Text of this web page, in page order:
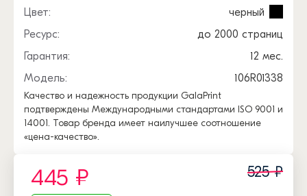
Цвет:
черный
Ресурс:
до 2000 страниц
Гарантия:
12 мес.
Модель:
106R01338
Качество и надежность продукции GalaPrint
подтверждены Международными стандартами ISO 9001 и
14001. Товар бренда имеет наилучшее соотношение
«цена-качество».
445 ₽ 525 ₽